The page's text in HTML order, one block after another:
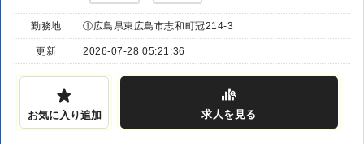
勤務地 ①広島県東広島市志和町冠214-3
更新 2026-07-28 05:21:36
お気に入り追加 求人を見る